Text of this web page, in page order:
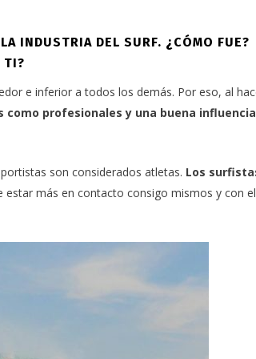
INDUSTRIA DEL SURF. ¿CÓMO FUE?
TI?
e inferior a todos los demás. Por eso, al
como profesionales y una buena influencia
son considerados atletas. Los
estar más en contacto consigo mismos y con el